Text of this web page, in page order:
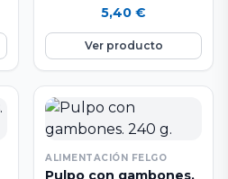
5,40 €
Ver producto
ALIMENTACIÓN FELGO
Pulpo con gambones.